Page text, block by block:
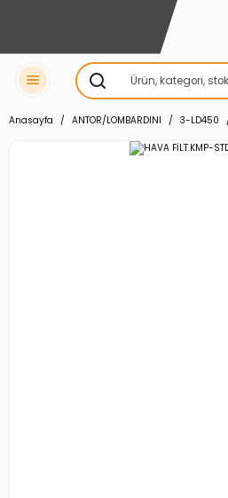
Anasayfa ANTOR/LOMBARDINI 3-LD450